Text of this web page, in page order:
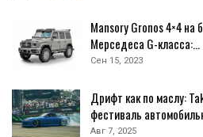
Mansory Gronos 4×4 на
Мерседеса G-класса:…
Сен 15, 2023
Дрифт как по маслу:
фестиваль
Авг 7, 2025